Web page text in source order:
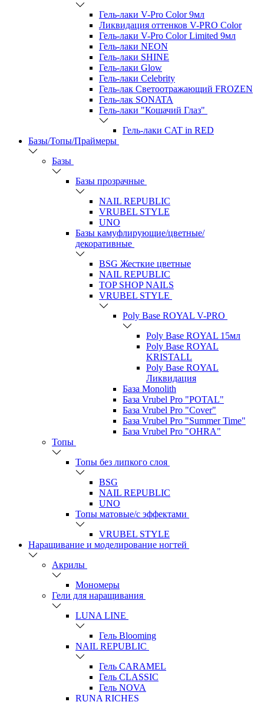
Гель-лаки V-Pro Color 9мл
Ликвидация оттенков V-PRO Color
Гель-лаки V-Pro Color Limited 9мл
Гель-лаки NEON
Гель-лаки SHINE
Гель-лаки Glow
Гель-лаки Celebrity
Гель-лак Светоотражающий FROZEN
Гель-лак SONATA
Гель-лаки "Кошачий Глаз"
Гель-лаки CAT in RED
Базы/Топы/Праймеры
Базы
Базы прозрачные
NAIL REPUBLIC
VRUBEL STYLE
UNO
Базы камуфлирующие/цветные/
декоративные
BSG Жесткие цветные
NAIL REPUBLIC
TOP SHOP NAILS
VRUBEL STYLE
Poly Base ROYAL V-PRO
Poly Base ROYAL 15мл
Poly Base ROYAL
KRISTALL
Poly Base ROYAL
Ликвидация
База Monolith
База Vrubel Pro "POTAL"
База Vrubel Pro "Сover"
База Vrubel Pro "Summer Time"
База Vrubel Pro "OHRA"
Топы
Топы без липкого слоя
BSG
NAIL REPUBLIC
UNO
Топы матовые/с эффектами
VRUBEL STYLE
Наращивание и моделирование ногтей
Акрилы
Мономеры
Гели для наращивания
LUNA LINE
Гель Blooming
NAIL REPUBLIC
Гель CARAMEL
Гель CLASSIC
Гель NOVA
RUNA RICHES